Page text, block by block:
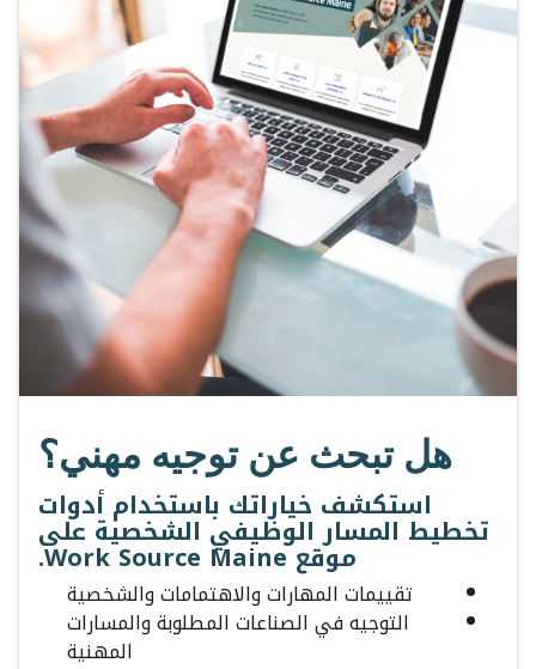
هل تبحث عن توجيه مهني؟
استكشف خياراتك باستخدام أدوات
تخطيط المسار الوظيفي الشخصية على
موقع Work Source Maine.
تقييمات المهارات والاهتمامات والشخصية
التوجيه في الصناعات المطلوبة والمسارات
المهنية